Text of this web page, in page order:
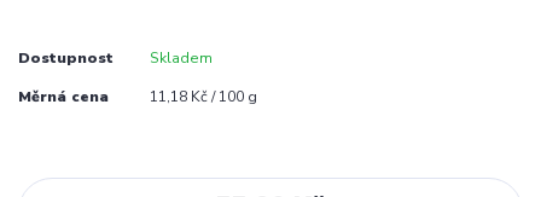
Dostupnost Skladem
Měrná cena 11,18 Kč / 100 g